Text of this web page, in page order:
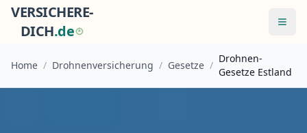
VERSICHERE-
DICH.de
Home / Drohnenversicherung / Gesetze /
Drohnen-
Gesetze Estland